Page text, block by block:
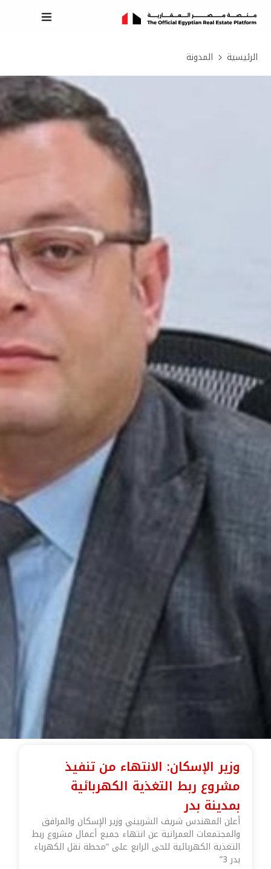
الرئيسية المدونة
وزير الإسكان: الانتهاء من تنفيذ
مشروع ربط التغذية الكهربائية
بمدينة بدر
أعلن المهندس شريف الشربيني وزير الإسكان والمرافق
والمجتمعات العمرانية عن انتهاء جميع أعمال مشروع ربط
التغذية الكهربائية للحى الرابع على “محطة نقل الكهرباء
بدر 3”